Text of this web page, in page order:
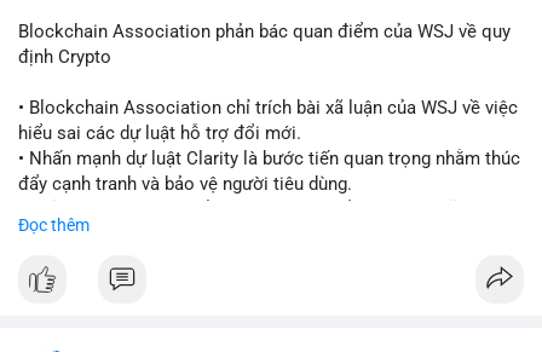
#binancesquare #cryptonews #blockchain #regulation
#custody
$btc $eth
#vlikevn #titanbot
📰 Nguồn: Cointelegraph
Blockchain Association phản bác quan điểm của WSJ về quy
định Crypto
• Blockchain Association chỉ trích bài xã luận của WSJ về việc
hiểu sai các dự luật hỗ trợ đổi mới.
• Nhấn mạnh dự luật Clarity là bước tiến quan trọng nhằm thúc
đẩy cạnh tranh và bảo vệ người tiêu dùng.
tài sản số.
#blockchain #cryptonews
Đọc thêm